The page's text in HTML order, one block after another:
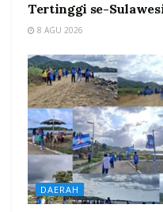
Tertinggi se-
8 AGU 2026
DAERAH